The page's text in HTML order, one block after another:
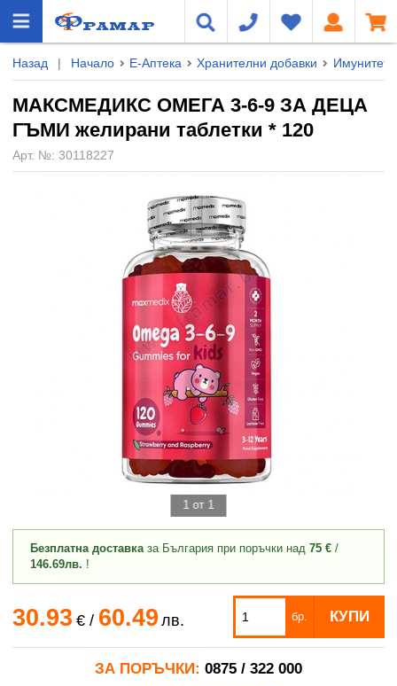
Назад | Начало Е-Аптека Хранителни добавки Имунитет
МАКСМЕДИКС ОМЕГА 3-6-9 ЗА ДЕЦА
ГЪМИ жeлирани таблетки * 120
Арт. №: 30118227
1 от 1
Безплатна доставказа България при поръчки над 75 € /
146.69лв. !
30.93 €/ 60.49 лв. бр. КУПИ
ЗА ПОРЪЧКИ: 0875 / 322 000